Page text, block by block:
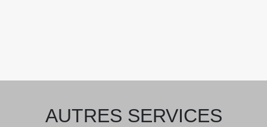
AUTRES SERVICES